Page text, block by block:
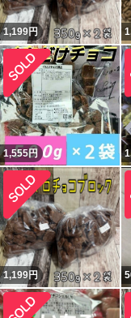
1,199円
1,555円
1,199円